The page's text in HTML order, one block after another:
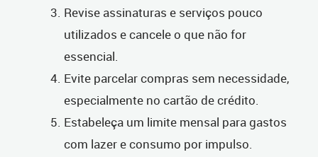
Revise assinaturas e serviços pouco
utilizados e cancele o que não for
essencial.
Evite parcelar compras sem necessidade,
especialmente no cartão de crédito.
Estabeleça um limite mensal para gastos
com lazer e consumo por impulso.